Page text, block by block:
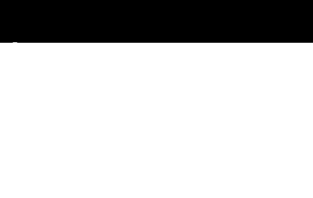
Отказ от ответственности